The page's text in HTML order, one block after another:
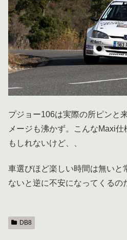
プジョー106は実際の所ピンと
メージも沸かず。こんなMaxi
もしれないけど、、
車選びほど楽しい時間は無いと
ないと逆に不安になってくるの
DB8